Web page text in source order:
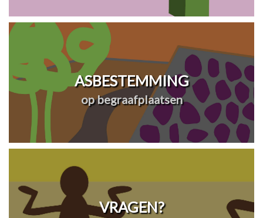
ASBESTEMMING
op begraafplaatsen
VRAGEN?